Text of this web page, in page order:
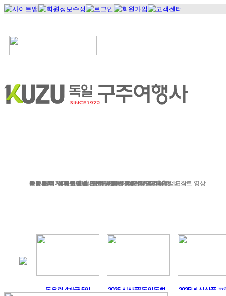
서유럽 동유럽/발칸 동서유럽 런던/파리 출발,도착
부활절 성탄절/연말연시 이벤트/시즌투어
북유럽/러시아 아이슬란드 Fire & Ice
그리스/터키 스페인/포르투갈 이집트
한국/미국 테마여행 허니문 레저 맞춤여행
박람회 해외연수 전시/공연 VIP 의전
독일여행 가이드&차량 예약 대행 서비스
항공.호텔.열차
여행후기 포토앨범 여행정보 가이드 컬럼 베스트 영상
예약문의 자주하는 질문 승차장소 공지사항
2025 신상품!독일동화.. 2025년 신상품 프
동유럽 4개국 5일